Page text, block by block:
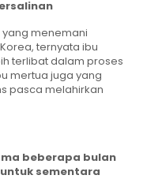
menemani
ternyata ibu
terlibat dalam proses
mertua juga yang
pasca melahirkan
beberapa bulan
sementara